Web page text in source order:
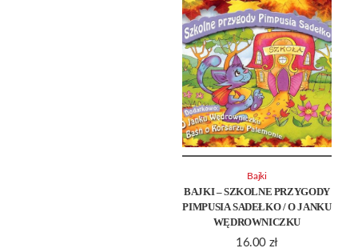
BAJKI – SZKOLNE PRZYGODY
PIMPUSIA SADEŁKO / O JANKU
WĘDROWNICZKU
16.00 zł
Bajki